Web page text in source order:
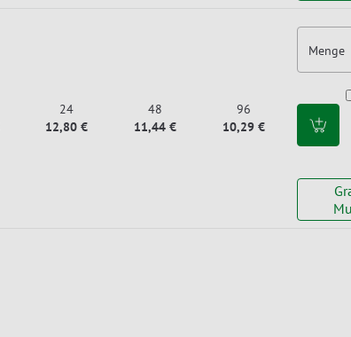
24
12,80 €
48
11,44 €
96
10,29 €
Menge